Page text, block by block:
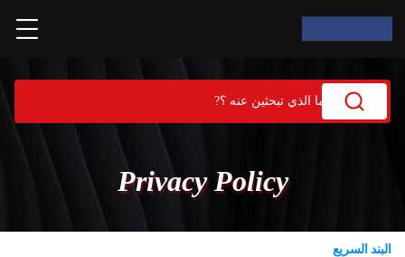
Privacy Policy
البند السريع